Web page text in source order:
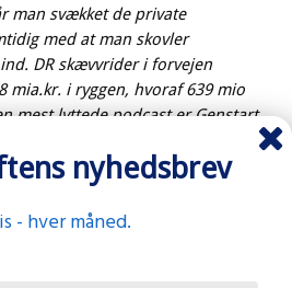
man svækket de private
med at man skovler
DR skævvrider i forvejen
mia.kr. i ryggen, hvoraf 639 mio
mest lyttede podcast er Genstart,
øvrige podcast på top 10. Derudover
radiokanaler med P.
have adgang til alle DRs
de ynder at samle og lytte
nyhedsbrev
- hver måned.